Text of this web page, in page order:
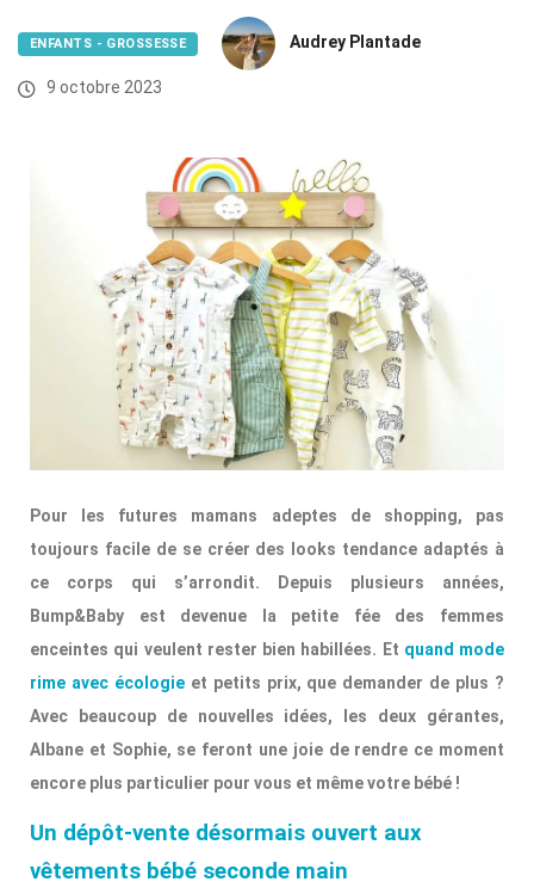
ENFANTS - GROSSESSE Audrey Plantade
9 octobre 2023
Pour les futures mamans adeptes de shopping, pas
toujours facile de se créer des looks tendance adaptés à
ce corps qui s’arrondit. Depuis plusieurs années,
Bump&Baby est devenue la petite fée des femmes
enceintes qui veulent rester bien habillées. Et quand mode
rime avec écologieet petits prix, que demander de plus ?
Avec beaucoup de nouvelles idées, les deux gérantes,
Albane et Sophie, se feront une joie de rendre ce moment
encore plus particulier pour vous et même votre bébé !
Un dépôt-vente désormais ouvert aux
vêtements bébé seconde main